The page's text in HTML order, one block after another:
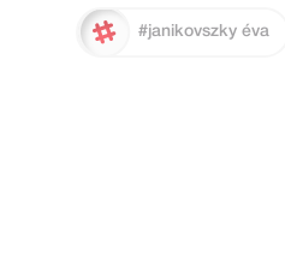
#janikovszky éva